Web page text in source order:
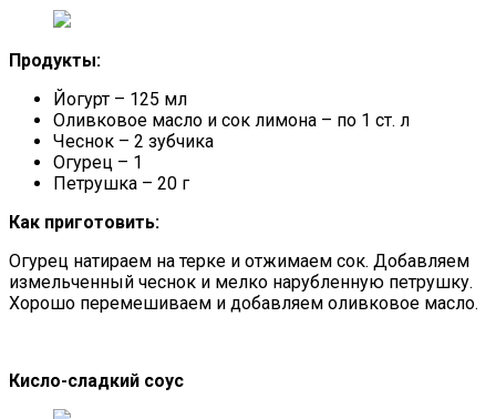
Продукты:
Йогурт – 125 мл
Оливковое масло и сок лимона – по 1 ст. л
Чеснок – 2 зубчика
Огурец – 1
Петрушка – 20 г
Как приготовить:
Огурец натираем на терке и отжимаем сок. Добавляем
измельченный чеснок и мелко нарубленную петрушку.
Хорошо перемешиваем и добавляем оливковое масло.
Кисло-сладкий соус